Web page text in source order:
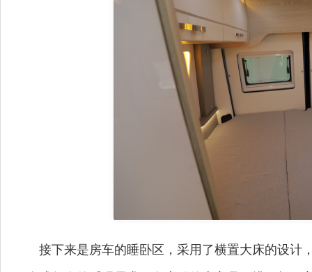
接下来是房车的睡卧区，采用了横置大床的设